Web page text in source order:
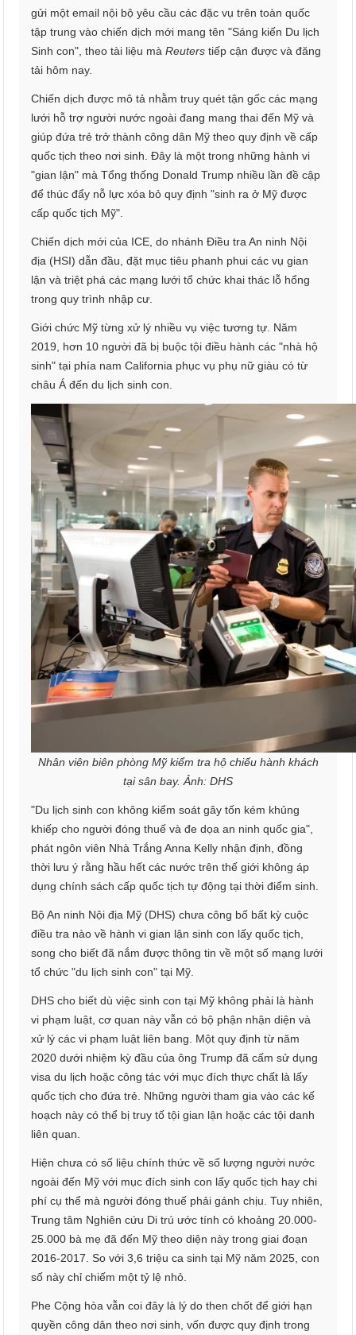
gửi một email nội bộ yêu cầu các đặc vụ trên toàn quốc
tập trung vào chiến dịch mới mang tên "Sáng kiến Du lịch
Sinh con", theo tài liệu màReuterstiếp cận được và đăng
tải hôm nay.
Chiến dịch được mô tả nhằm truy quét tận gốc các mạng
lưới hỗ trợ người nước ngoài đang mang thai đến Mỹ và
giúp đứa trẻ trở thành công dân Mỹ theo quy định về cấp
quốc tịch theo nơi sinh. Đây là một trong những hành vi
"gian lận" mà Tổng thống Donald Trump nhiều lần đề cập
để thúc đẩy nỗ lực xóa bỏ quy định "sinh ra ở Mỹ được
cấp quốc tịch Mỹ".
Chiến dịch mới của ICE, do nhánh Điều tra An ninh Nội
địa (HSI) dẫn đầu, đặt mục tiêu phanh phui các vụ gian
lận và triệt phá các mạng lưới tổ chức khai thác lỗ hổng
trong quy trình nhập cư.
Giới chức Mỹ từng xử lý nhiều vụ việc tương tự. Năm
2019, hơn 10 người đã bị buộc tội điều hành các "nhà hộ
sinh" tại phía nam California phục vụ phụ nữ giàu có từ
châu Á đến du lịch sinh con.
Nhân viên biên phòng Mỹ kiểm tra hộ chiếu hành khách
tại sân bay. Ảnh: DHS
"Du lịch sinh con không kiểm soát gây tốn kém khủng
khiếp cho người đóng thuế và đe dọa an ninh quốc gia",
phát ngôn viên Nhà Trắng Anna Kelly nhận định, đồng
thời lưu ý rằng hầu hết các nước trên thế giới không áp
dụng chính sách cấp quốc tịch tự động tại thời điểm sinh.
Bộ An ninh Nội địa Mỹ (DHS) chưa công bố bất kỳ cuộc
điều tra nào về hành vi gian lận sinh con lấy quốc tịch,
song cho biết đã nắm được thông tin về một số mạng lưới
tổ chức "du lịch sinh con" tại Mỹ.
DHS cho biết dù việc sinh con tại Mỹ không phải là hành
vi phạm luật, cơ quan này vẫn có bộ phận nhận diện và
xử lý các vi phạm luật liên bang. Một quy định từ năm
2020 dưới nhiệm kỳ đầu của ông Trump đã cấm sử dụng
visa du lịch hoặc công tác với mục đích thực chất là lấy
quốc tịch cho đứa trẻ. Những người tham gia vào các kế
hoạch này có thể bị truy tố tội gian lận hoặc các tội danh
liên quan.
Hiện chưa có số liệu chính thức về số lượng người nước
ngoài đến Mỹ với mục đích sinh con lấy quốc tịch hay chi
phí cụ thể mà người đóng thuế phải gánh chịu. Tuy nhiên,
Trung tâm Nghiên cứu Di trú ước tính có khoảng 20.000-
25.000 bà mẹ đã đến Mỹ theo diện này trong giai đoạn
2016-2017. So với 3,6 triệu ca sinh tại Mỹ năm 2025, con
số này chỉ chiếm một tỷ lệ nhỏ.
Phe Cộng hòa vẫn coi đây là lý do then chốt để giới hạn
quyền công dân theo nơi sinh, vốn được quy định trong